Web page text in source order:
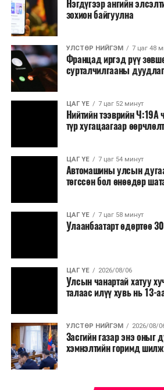
контент, хэвлэлийн зардал;
Заавал олгохоос бусад
Санхүүгийн хэмнэлтийн
арванхоёрдугаар сарын 31
эрүүл мэндийн салбар уг
хамрагдахгүй бөгөөд цэцэрлэг,
эрт илрүүлэг, вакцинжуулалт,
өвчний эсрэг арга хэмжээ
үргэлжилнэ гэж Ерөнхий сайд
Мөн бүх шатны төсвийн
салбар бүрдээ урсгал зардлыг
нөхөн томилгоо хийхгүй байх,
хамт олны урлаг, спортын
байгуулахгүй байх, төрийн
сургалтыг цахим хэлбэрт
хаагчдыг зарим өдрүүдэд
хэмжээг үргэлжлүүлэхийг үүрэг
Төсвийн сахилга бат сайжирч,
байдал хэвийн болсон
хязгаарлалтыг үе шаттайгаар
Нэгдүгээр ангийн
зохион байгуулна
УЛСТӨР НИЙГЭМ 7 цаг 48
Францад иргэд рүү
сурталчилгааны
ЦАГ ҮЕ 7 цаг 52 минут
Нийтийн тээврийн Ч:19А
түр хугацаагаар
ЦАГ ҮЕ 7 цаг 54 минут
Автомашины улсын
төгссөн бол өнөөдөр
ЦАГ ҮЕ 7 цаг 58 минут
Улаанбаатарт өдөртөө
ЦАГ ҮЕ 2026/08/06
Улсын чанартай хатуу
талаас илүү хувь нь 13-
УЛСТӨР НИЙГЭМ 2026/08/
Засгийн газар энэ оныг
хэмнэлтийн горимд